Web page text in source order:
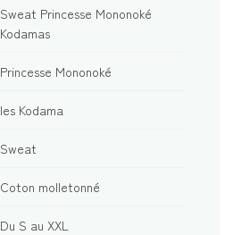
Sweat Princesse Mononoké
Kodamas
Princesse Mononoké
les Kodama
Sweat
Coton molletonné
Du S au XXL